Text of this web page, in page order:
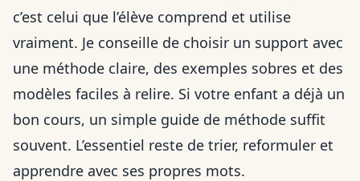
c’est celui que l’élève comprend et utilise
vraiment. Je conseille de choisir un support avec
une méthode claire, des exemples sobres et des
modèles faciles à relire. Si votre enfant a déjà un
bon cours, un simple guide de méthode suffit
souvent. L’essentiel reste de trier, reformuler et
apprendre avec ses propres mots.